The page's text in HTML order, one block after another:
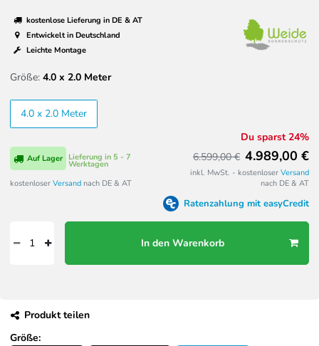
kostenlose Lieferung in DE & AT
Entwickelt in Deutschland
Leichte Montage
Größe: 4.0 x 2.0 Meter
4.0 x 2.0 Meter
Lieferung in 5 - 7
Werktagen
Auf Lager
kostenloser Versand nach DE & AT
Du sparst 24%
6.599,00 € 4.989,00 €
inkl. MwSt. - kostenloser Versand
nach DE & AT
Ratenzahlung mit easyCredit
In den Warenkorb
Produkt teilen
Größe: